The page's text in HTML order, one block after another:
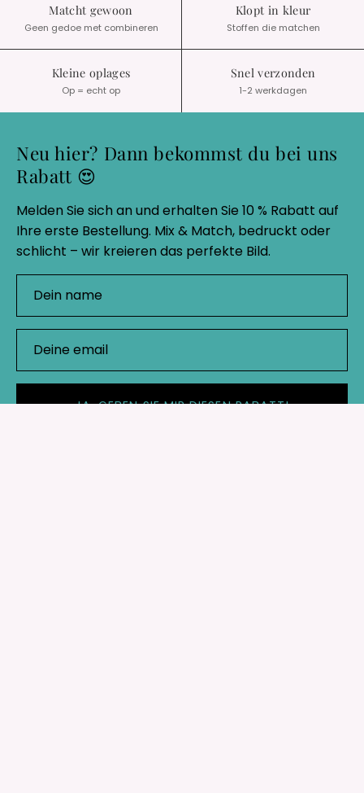
Matcht gewoon
Geen gedoe met combineren
Klopt in kleur
Stoffen die matchen
Kleine oplages
Op = echt op
Snel verzonden
1-2 werkdagen
Neu hier? Dann bekommst du bei uns
Rabatt 😍
Melden Sie sich an und erhalten Sie 10 % Rabatt auf
Ihre erste Bestellung. Mix & Match, bedruckt oder
schlicht – wir kreieren das perfekte Bild.
JA, GEBEN SIE MIR DIESEN RABATT!